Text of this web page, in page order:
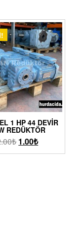
1 HP 44 DEVIR
REDÜKTÖR
₺ 1.00₺